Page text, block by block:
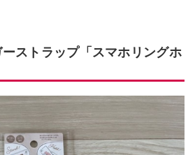
ストラップ「スマホリングホ